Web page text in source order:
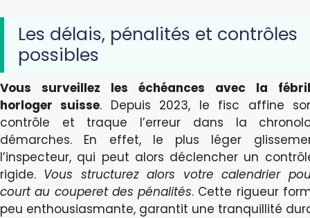
Les délais, pénalités et contrôles
possibles
Vous surveillez les échéances avec la
horloger suisse. Depuis 2023, le fisc affine
contrôle et traque l’erreur dans la
démarches. En effet, le plus léger
l’inspecteur, qui peut alors déclencher un
rigide. Vous structurez alors votre calendrier
court au couperet des pénalités. Cette rigueur
peu enthousiasmante, garantit une tranquillité